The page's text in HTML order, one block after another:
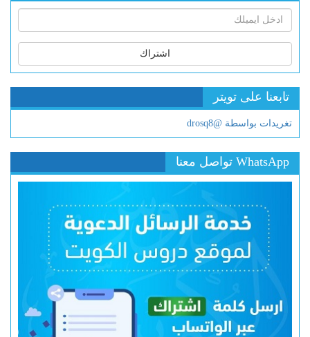
اشتراك
تابعنا على تويتر
تغريدات بواسطة @drosq8
WhatsApp تواصل معنا